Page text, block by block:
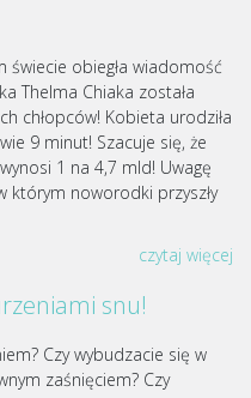
świecie obiegła wiadomość
Thelma Chiaka została
chłopców! Kobieta urodziła
9 minut! Szacuje się, że
1 na 4,7 mld! Uwagę
którym noworodki przyszły
czytaj więcej
snu!
Czy wybudzacie się w
zaśnięciem? Czy